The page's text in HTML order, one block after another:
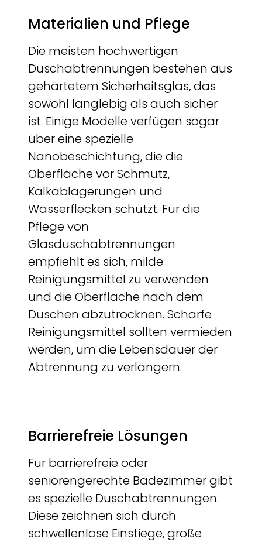
Materialien und Pflege
Die meisten hochwertigen
Duschabtrennungen bestehen aus
gehärtetem Sicherheitsglas, das
sowohl langlebig als auch sicher
ist. Einige Modelle verfügen sogar
über eine spezielle
Nanobeschichtung, die die
Oberfläche vor Schmutz,
Kalkablagerungen und
Wasserflecken schützt. Für die
Pflege von
Glasduschabtrennungen
empfiehlt es sich, milde
Reinigungsmittel zu verwenden
und die Oberfläche nach dem
Duschen abzutrocknen. Scharfe
Reinigungsmittel sollten vermieden
werden, um die Lebensdauer der
Abtrennung zu verlängern.
Barrierefreie Lösungen
Für barrierefreie oder
seniorengerechte Badezimmer gibt
es spezielle Duschabtrennungen.
Diese zeichnen sich durch
schwellenlose Einstiege, große